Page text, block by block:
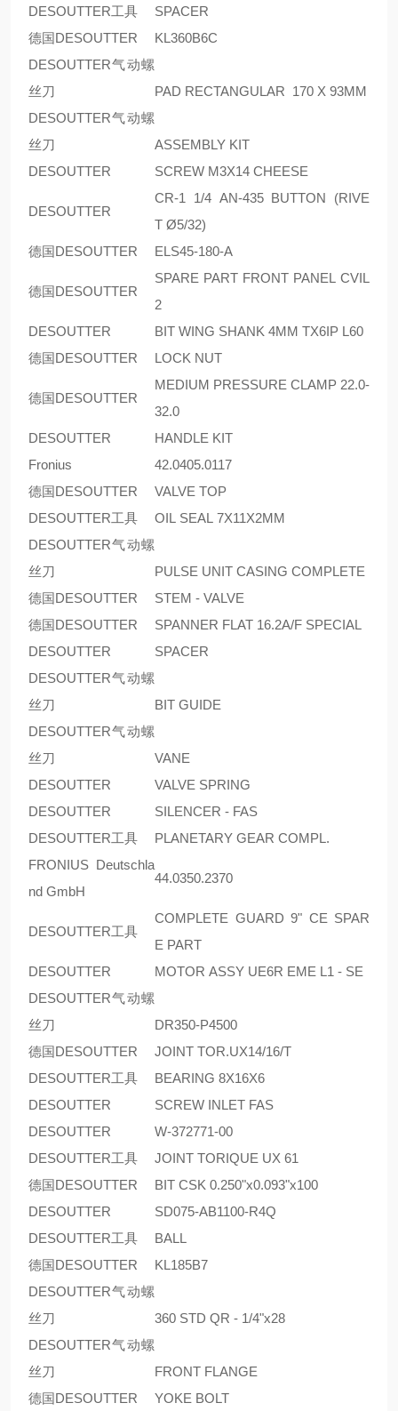
DESOUTTER工具
SPACER
德国DESOUTTER
KL360B6C
DESOUTTER气动螺
丝刀
PAD RECTANGULAR 170 X 93MM
DESOUTTER气动螺
丝刀
ASSEMBLY KIT
DESOUTTER
SCREW M3X14 CHEESE
DESOUTTER
CR-1 1/4 AN-435 BUTTON (RIVE
T Ø5/32)
德国DESOUTTER
ELS45-180-A
德国DESOUTTER
SPARE PART FRONT PANEL CVIL
2
DESOUTTER
BIT WING SHANK 4MM TX6IP L60
德国DESOUTTER
LOCK NUT
德国DESOUTTER
MEDIUM PRESSURE CLAMP 22.0-
32.0
DESOUTTER
HANDLE KIT
Fronius
42.0405.0117
德国DESOUTTER
VALVE TOP
DESOUTTER工具
OIL SEAL 7X11X2MM
DESOUTTER气动螺
丝刀
PULSE UNIT CASING COMPLETE
德国DESOUTTER
STEM - VALVE
德国DESOUTTER
SPANNER FLAT 16.2A/F SPECIAL
DESOUTTER
SPACER
DESOUTTER气动螺
丝刀
BIT GUIDE
DESOUTTER气动螺
丝刀
VANE
DESOUTTER
VALVE SPRING
DESOUTTER
SILENCER - FAS
DESOUTTER工具
PLANETARY GEAR COMPL.
FRONIUS Deutschla
nd GmbH
44.0350.2370
DESOUTTER工具
COMPLETE GUARD 9" CE SPAR
E PART
DESOUTTER
MOTOR ASSY UE6R EME L1 - SE
DESOUTTER气动螺
丝刀
DR350-P4500
德国DESOUTTER
JOINT TOR.UX14/16/T
DESOUTTER工具
BEARING 8X16X6
DESOUTTER
SCREW INLET FAS
DESOUTTER
W-372771-00
DESOUTTER工具
JOINT TORIQUE UX 61
德国DESOUTTER
BIT CSK 0.250"x0.093"x100
DESOUTTER
SD075-AB1100-R4Q
DESOUTTER工具
BALL
德国DESOUTTER
KL185B7
DESOUTTER气动螺
丝刀
360 STD QR - 1/4"x28
DESOUTTER气动螺
丝刀
FRONT FLANGE
德国DESOUTTER
YOKE BOLT